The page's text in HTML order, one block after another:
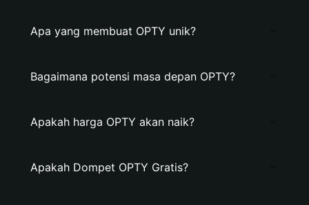
Apa yang membuat OPTY unik?
Bagaimana potensi masa depan OPTY?
Apakah harga OPTY akan naik?
Apakah Dompet OPTY Gratis?